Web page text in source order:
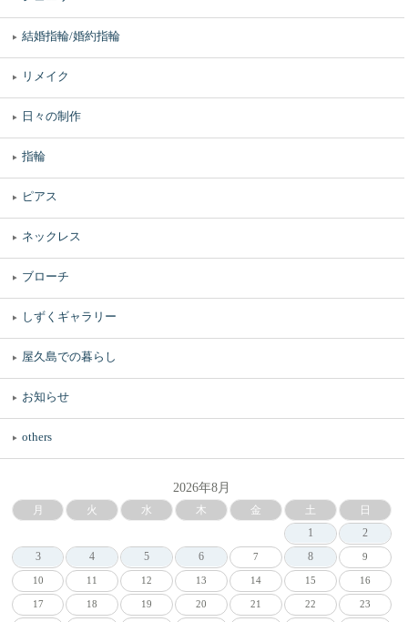
結婚指輪/婚約指輪
リメイク
日々の制作
指輪
ピアス
ネックレス
ブローチ
しずくギャラリー
屋久島での暮らし
お知らせ
others
2026年8月
月 火 水 木 金 土
日
1
2
3
4 5 6 7 8 9
10 11 12 13 14 15 16
17 18 19 20 21 22 23